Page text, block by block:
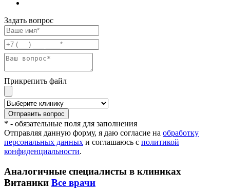
Задать вопрос
Прикрепить файл
* - обязательные поля для заполнения
Отправляя данную форму, я даю согласие на обработку
персональных данных и соглашаюсь с политикой
конфиденциальности.
Аналогичные специалиcты в клиниках
Витаники Все врачи